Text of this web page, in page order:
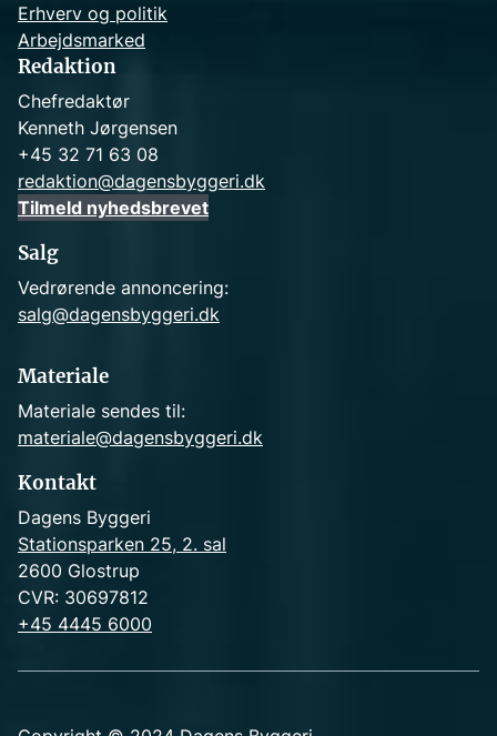
Erhverv og politik
Arbejdsmarked
Redaktion
Chefredaktør
Kenneth Jørgensen
+45 32 71 63 08
redaktion@dagensbyggeri.dk
Tilmeld nyhedsbrevet
Salg
Vedrørende annoncering:
salg@dagensbyggeri.dk
Materiale
Materiale sendes til:
materiale@dagensbyggeri.dk
Kontakt
Dagens Byggeri
Stationsparken 25, 2. sal
2600 Glostrup
CVR: 30697812
+45 4445 6000